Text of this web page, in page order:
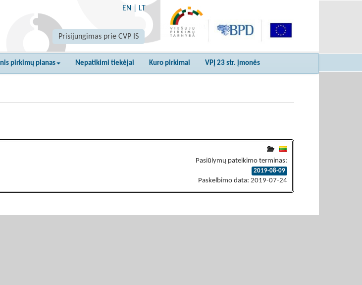
EN LT
Prisijungimas prie CVP IS
pirkimų planas Nepatikimi tiekėjai Kuro pirkimai VPĮ 23 str. įmonės
Pasiūlymų pateikimo terminas:
2019-08-09
Paskelbimo data: 2019-07-24